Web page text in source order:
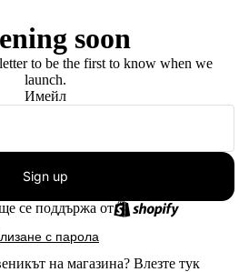
soon
to be the first to know when we
launch.
Имейл
Sign up
се поддържа от
с парола
на магазина? Влезте тук